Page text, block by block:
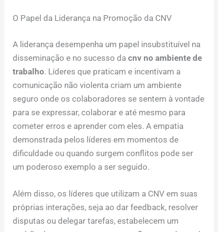
O Papel da Liderança na Promoção da CNV
A liderança desempenha um papel insubstituível na
disseminação e no sucesso dacnv no ambiente de
trabalho. Líderes que praticam e incentivam a
comunicação não violenta criam um ambiente
seguro onde os colaboradores se sentem à vontade
para se expressar, colaborar e até mesmo para
cometer erros e aprender com eles. A empatia
demonstrada pelos líderes em momentos de
dificuldade ou quando surgem conflitos pode ser
um poderoso exemplo a ser seguido.
Além disso, os líderes que utilizam a CNV em suas
próprias interações, seja ao dar feedback, resolver
disputas ou delegar tarefas, estabelecem um